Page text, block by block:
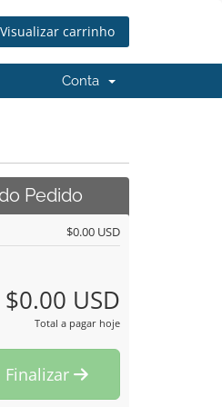
Visualizar carrinho
Conta
Pedido
$0.00 USD
$0.00 USD
Total a pagar hoje
Finalizar